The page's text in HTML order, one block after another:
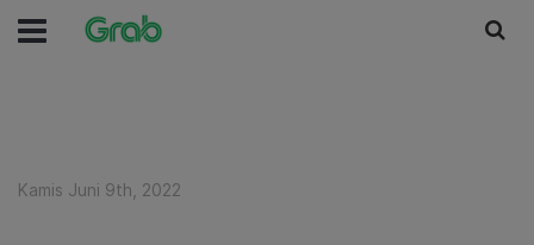
Kamis Juni 9th, 2022